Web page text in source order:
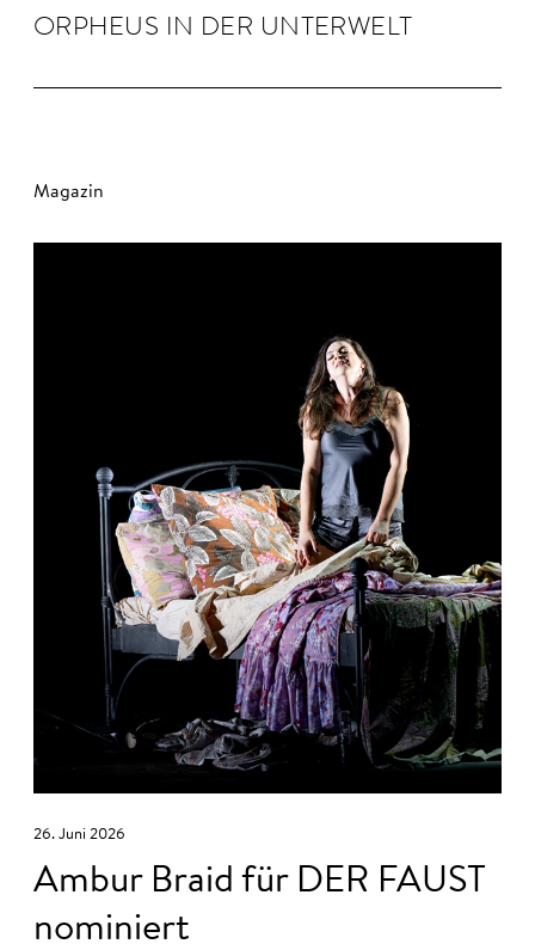
OR­PHEUS IN DER UN­TER­WELT
Magazin
26. Juni 2026
Ambur Braid für DER FAUST
nominiert